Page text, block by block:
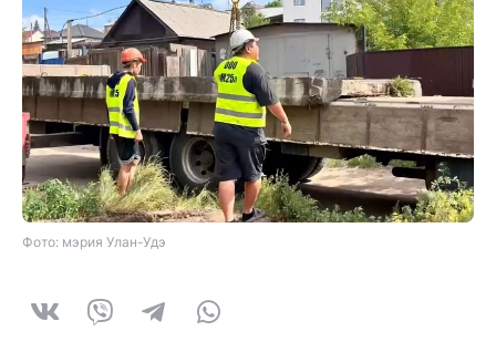
Фото: мэрия Улан-Удэ